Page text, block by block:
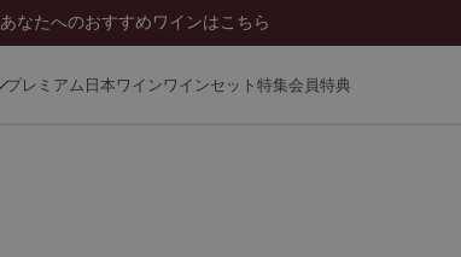
あなたへのおすすめワインはこちら
プレミアム日本ワインワインセット 特集会員特典